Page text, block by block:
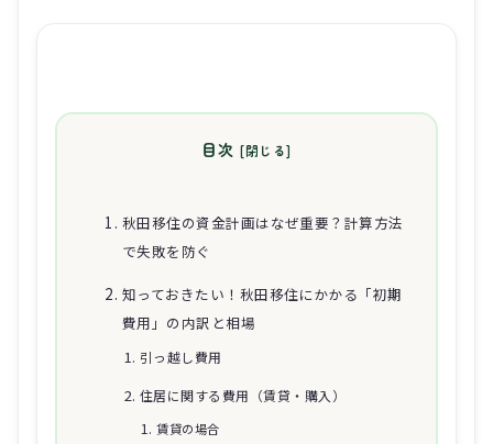
目次
秋田移住の資金計画はなぜ重要？計算方法
で失敗を防ぐ
知っておきたい！秋田移住にかかる「初期
費用」の内訳と相場
引っ越し費用
住居に関する費用（賃貸・購入）
賃貸の場合